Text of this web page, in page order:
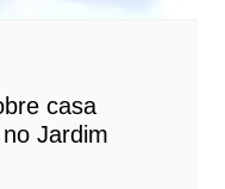
casa
Jardim